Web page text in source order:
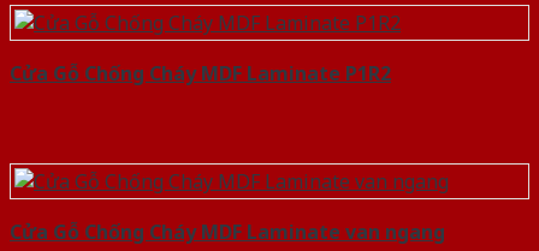
Cửa Gỗ Chống Cháy MDF Laminate P1R2
Cửa Gỗ Chống Cháy MDF Laminate van ngang